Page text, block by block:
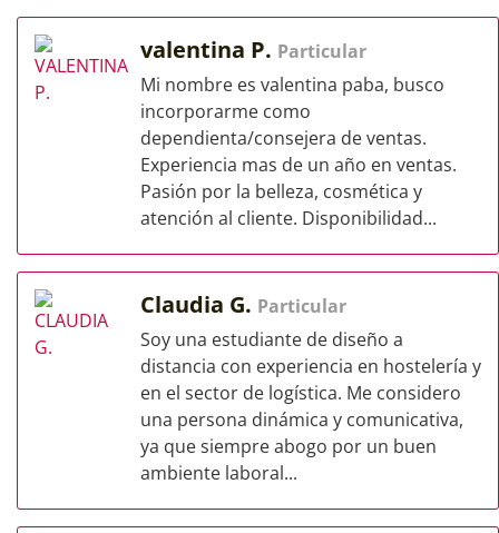
valentina P. Particular
Mi nombre es valentina paba, busco
incorporarme como
dependienta/consejera de ventas.
Experiencia mas de un año en ventas.
Pasión por la belleza, cosmética y
atención al cliente. Disponibilidad...
Claudia G. Particular
Soy una estudiante de diseño a
distancia con experiencia en hostelería y
en el sector de logística. Me considero
una persona dinámica y comunicativa,
ya que siempre abogo por un buen
ambiente laboral...